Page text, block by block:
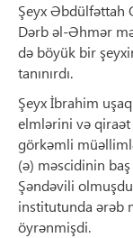
Şeyx Əbdülfəttah
Dərb əl-Əhmər
də böyük bir
tanınırdı.
Şeyx İbrahim
elmlərini və qiraət
görkəmli
(ə) məscidinin
Şəndəvili
institutunda ərəb
öyrənmişdi.